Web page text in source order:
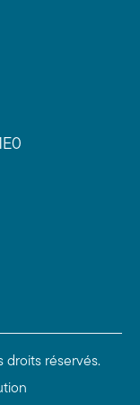
droits réservés.